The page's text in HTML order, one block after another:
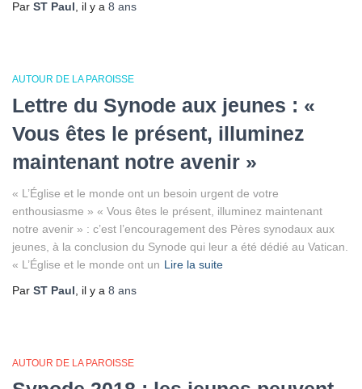
Par ST Paul , il y a 8 ans
AUTOUR DE LA PAROISSE
Lettre du Synode aux jeunes : «
Vous êtes le présent, illuminez
maintenant notre avenir »
« L’Église et le monde ont un besoin urgent de votre
enthousiasme » « Vous êtes le présent, illuminez maintenant
notre avenir » : c’est l’encouragement des Pères synodaux aux
jeunes, à la conclusion du Synode qui leur a été dédié au Vatican.
« L’Église et le monde ont un Lire la suite
Par ST Paul , il y a 8 ans
AUTOUR DE LA PAROISSE